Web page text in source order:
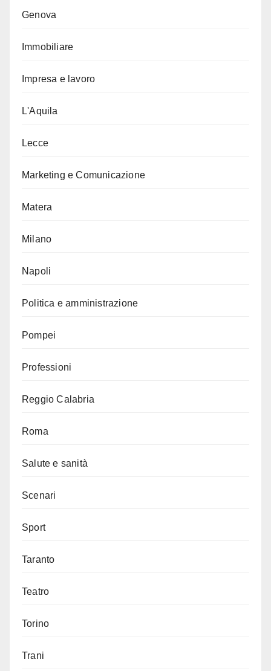
Genova
Immobiliare
Impresa e lavoro
L'Aquila
Lecce
Marketing e Comunicazione
Matera
Milano
Napoli
Politica e amministrazione
Pompei
Professioni
Reggio Calabria
Roma
Salute e sanità
Scenari
Sport
Taranto
Teatro
Torino
Trani